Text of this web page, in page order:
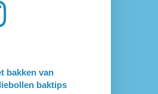
bakken van
baktips